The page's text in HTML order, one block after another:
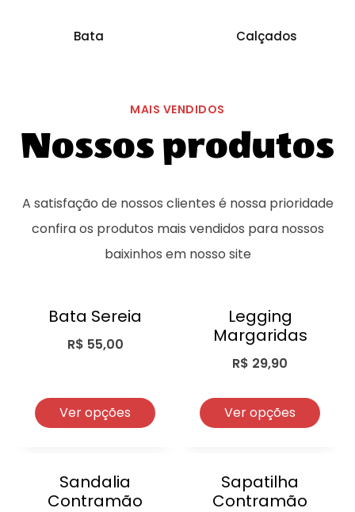
Bata Calçados
MAIS VENDIDOS
Nossos produtos
A satisfação de nossos clientes é nossa prioridade
confira os produtos mais vendidos para nossos
baixinhos em nosso site
Bata Sereia
R$ 55,00
Ver opções
Legging
Margaridas
R$ 29,90
Ver opções
Sandalia
Contramão
Sapatilha
Contramão